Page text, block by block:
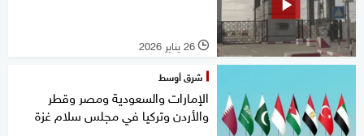
l 26 يناير 2026
شرق أوسط
الإمارات والسعودية ومصر وقطر
والأردن وتركيا في مجلس سلام غزة